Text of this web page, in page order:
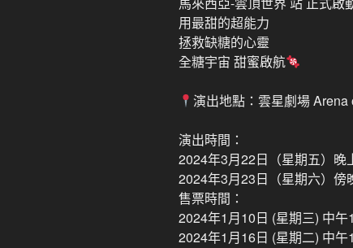
用最甜的超能力
拯救缺糖的心靈
全糖宇宙 甜蜜啟航
演出地點：雲星劇場 Arena
演出時間：
2024年3月22日（星期五）晚
2024年3月23日（星期六）傍
售票時間：
2024年1月10日 (星期三) 中
2024年1月16日 (星期二) 中午